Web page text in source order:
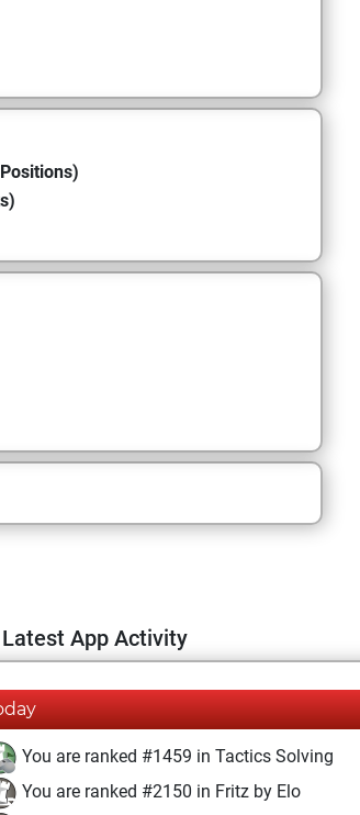
Latest App Activity
You are ranked #1459 in Tactics Solving
You are ranked #2150 in Fritz by Elo